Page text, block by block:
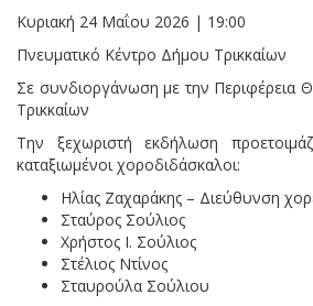
Κυριακή 24 Μαΐου 2026 | 19:00
Πνευματικό Κέντρο Δήμου Τρικκαίων
Σε συνδιοργάνωση με την Περιφέρεια
Τρικκαίων
Την ξεχωριστή εκδήλωση
καταξιωμένοι χοροδιδάσκαλοι:
Ηλίας Ζαχαράκης – Διεύθυνση
Σταύρος Σούλιος
Χρήστος Ι. Σούλιος
Στέλιος Ντίνος
Σταυρούλα Σούλιου